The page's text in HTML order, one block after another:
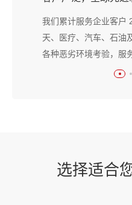
我们累计服务企业客户
天、医疗、汽车、石油
各种恶劣环境考验，服
选择适合